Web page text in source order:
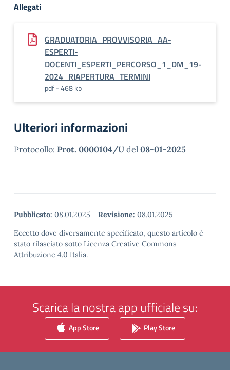
Allegati
GRADUATORIA_PROVVISORIA_AA-
ESPERTI-
DOCENTI_ESPERTI_PERCORSO_1_DM_19-
2024_RIAPERTURA_TERMINI
pdf - 468 kb
Ulteriori informazioni
Protocollo: Prot. 0000104/U del 08-01-2025
Pubblicato: 08.01.2025 - Revisione: 08.01.2025
Eccetto dove diversamente specificato, questo articolo è
stato rilasciato sotto Licenza Creative Commons
Attribuzione 4.0 Italia.
Scarica la nostra app ufficiale su:
App Store Play Store